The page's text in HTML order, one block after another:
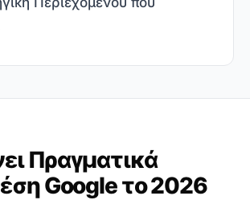
Πραγματικά
Google το 2026